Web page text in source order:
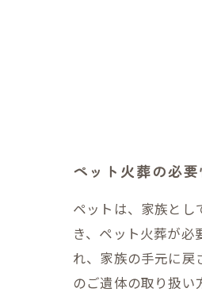
ペット火葬の必
ペットは、家族とし
き、ペット火葬が
れ、家族の手元に戻
のご遺体の取り扱